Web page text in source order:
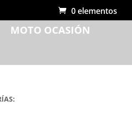
0 elementos
MOTO OCASIÓN